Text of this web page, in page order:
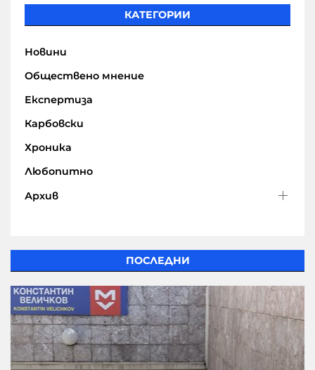
КАТЕГОРИИ
Новини
Обществено мнение
Експертиза
Карбовски
Хроника
Любопитно
Архив
ПОСЛЕДНИ